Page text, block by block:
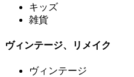
キッズ
雑貨
ヴィンテージ、リメイク
ヴィンテージ